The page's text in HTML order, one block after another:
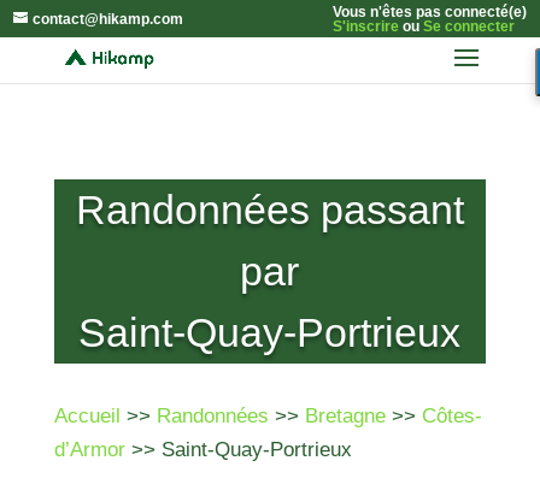
contact@hikamp.com
Vous n'êtes pas connecté(e)
S'inscrireou Se connecter
Randonnées passant
par
Saint-Quay-Portrieux
Accueil >> Randonnées >> Bretagne>> Côtes-
d’Armor>> Saint-Quay-Portrieux